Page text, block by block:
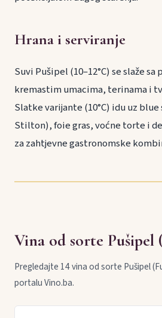
Hrana i serviranje
Suvi Pušipel (10–12°C) se slaže
kremastim umacima, terinama i
Slatke varijante (10°C) idu uz
Stilton), foie gras, voćne torte i
za zahtjevne gastronomske
Vina od sorte
Pregledajte 14 vina od sorte Pušipel
portalu Vino.ba.